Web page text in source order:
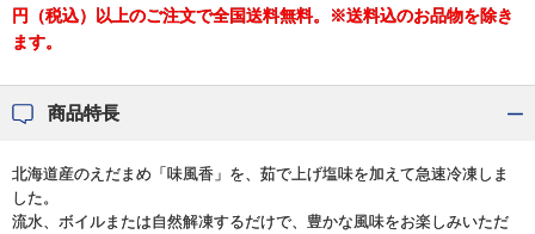
円（税込）以上のご注文で全国送料無料。※送料込のお品物を除き
ます。
商品特長
北海道産のえだまめ「味風香」を、茹で上げ塩味を加えて急速冷凍しま
した。
流水、ボイルまたは自然解凍するだけで、豊かな風味をお楽しみいただ